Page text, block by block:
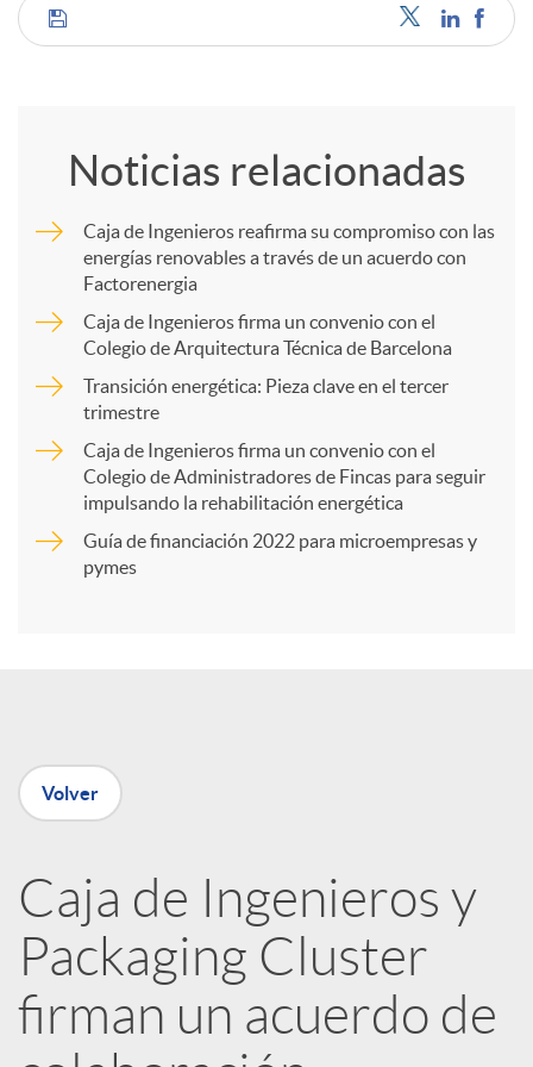
C
m
r
n
R
e
d
Noticias relacionadas
Caja de Ingenieros reafirma su compromiso con las
energías renovables a través de un acuerdo con
Factorenergia
Caja de Ingenieros firma un convenio con el
Colegio de Arquitectura Técnica de Barcelona
Transición energética: Pieza clave en el tercer
trimestre
Caja de Ingenieros firma un convenio con el
Colegio de Administradores de Fincas para seguir
impulsando la rehabilitación energética
Guía de financiación 2022 para microempresas y
pymes
Volver
Caja de Ingenieros y
Packaging Cluster
firman un acuerdo de